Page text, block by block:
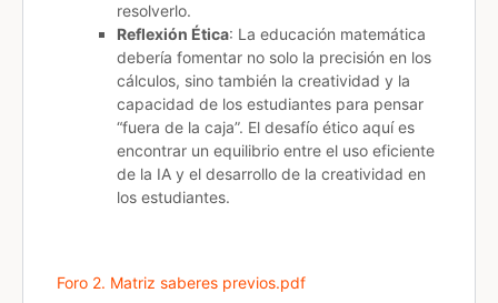
resolverlo.
Reflexión Ética: La educación matemática
debería fomentar no solo la precisión en los
cálculos, sino también la creatividad y la
capacidad de los estudiantes para pensar
“fuera de la caja”. El desafío ético aquí es
encontrar un equilibrio entre el uso eficiente
de la IA y el desarrollo de la creatividad en
los estudiantes.
Foro 2. Matriz saberes previos.pdf